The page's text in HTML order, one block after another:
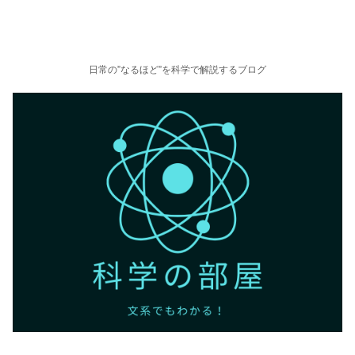
日常の”なるほど”を科学で解説するブログ